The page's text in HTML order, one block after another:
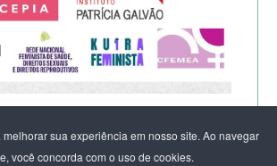
sua experiência em nosso site. Ao navegar
você concorda com o uso de cookies.
da Comissão da